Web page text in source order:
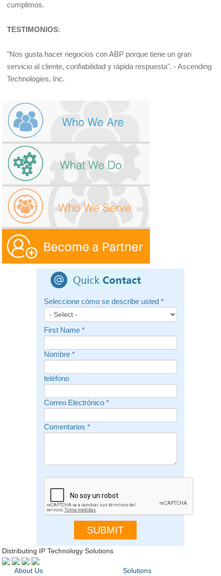
cumplimos.
TESTIMONIOS:
"Nos gusta hacer negocios con ABP porque tiene un gran
servicio al cliente, confiabilidad y rápida respuesta". - Ascending
Technologies, Inc.
Seleccione cómo se describe usted *
First Name *
Nombre *
teléfono
Correo Electrónico *
Comentarios *
Distributing IP Technology Solutions
About Us
Solutions